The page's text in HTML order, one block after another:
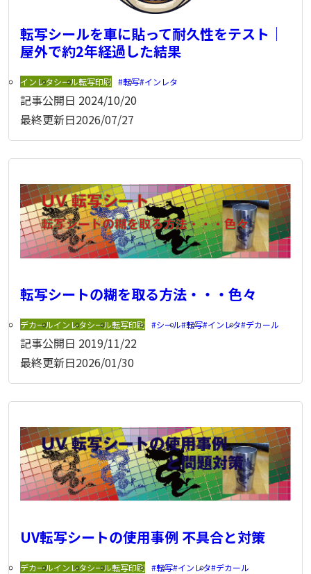
転写シールを車に貼って耐久性をテスト｜
屋外で約2年経過した結果
インレタシール転写印刷 転写 インレタ
記事公開日 2024/10/20
最終更新日2026/07/27
転写シートの糊を取る方法・・・色々
デカールインレタシール転写印刷 シール 転写 インレタ デカール
記事公開日 2019/11/22
最終更新日2026/01/30
UV転写シートの使用事例 不具合と対策
デカールインレタシール転写印刷 転写 インレタ デカール